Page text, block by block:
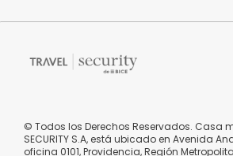
© Todos los Derechos Reservados. Casa
SECURITY S.A, está ubicado en Avenida
oficina 0101, Providencia, Región